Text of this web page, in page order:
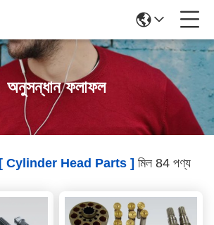
অনুসন্ধান ফলাফল
[ Cylinder Head Parts ] মিল 84 পণ্য